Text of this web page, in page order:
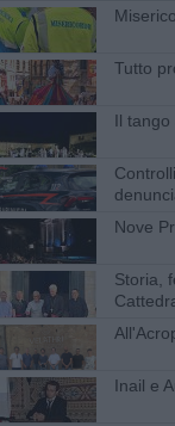
Tutto
Il tango
Nove
Storia,
Inail e